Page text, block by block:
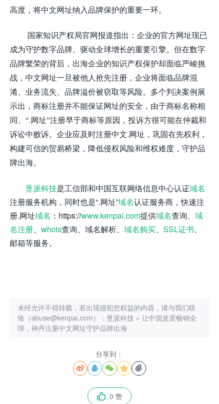
高度，将中文网址纳入品牌保护的重要一环。
国家知识产权局官网报道指出：企业的官方网址现已
成为守护数字品牌、驱动全球增长的重要引擎。但在数字
品牌繁荣的背后，出海企业的知识产权保护却面临严峻挑
战，中文网址一旦被他人抢先注册，企业将面临品牌混
淆、业务流失、品牌溢价被窃取等风险。多个判决案例展
示出，商标注册并不能保证网址的安全，由于商标名称相
同、 “.网址”注册早于商标等原因，投诉方很可能在仲裁和
诉讼中败诉。企业应及时注册中文.网址，巩固在先权利，
构建可信的贸易桥梁，降低侵权风险和维权难度，守护品
牌出海。
垦派科技是工信部和中国互联网络信息中心认证域名
注册服务机构，同时也是“.网址”域名认证服务商，快速注
册.网址域名 ：https://www.kenpai.com提供域名查询、 域
名注册、 whois查询、域名解析、 域名购买、 SSL证书、
邮箱等服务。
未经允许不得转载，若出现侵犯您权益的内容，请与我们联
络（abuse@kenpai.com）： 垦派科技 » 让中国皮蛋畅销全
球，神丹注册中文网址守护品牌出海
分享到：
    
 0 赞